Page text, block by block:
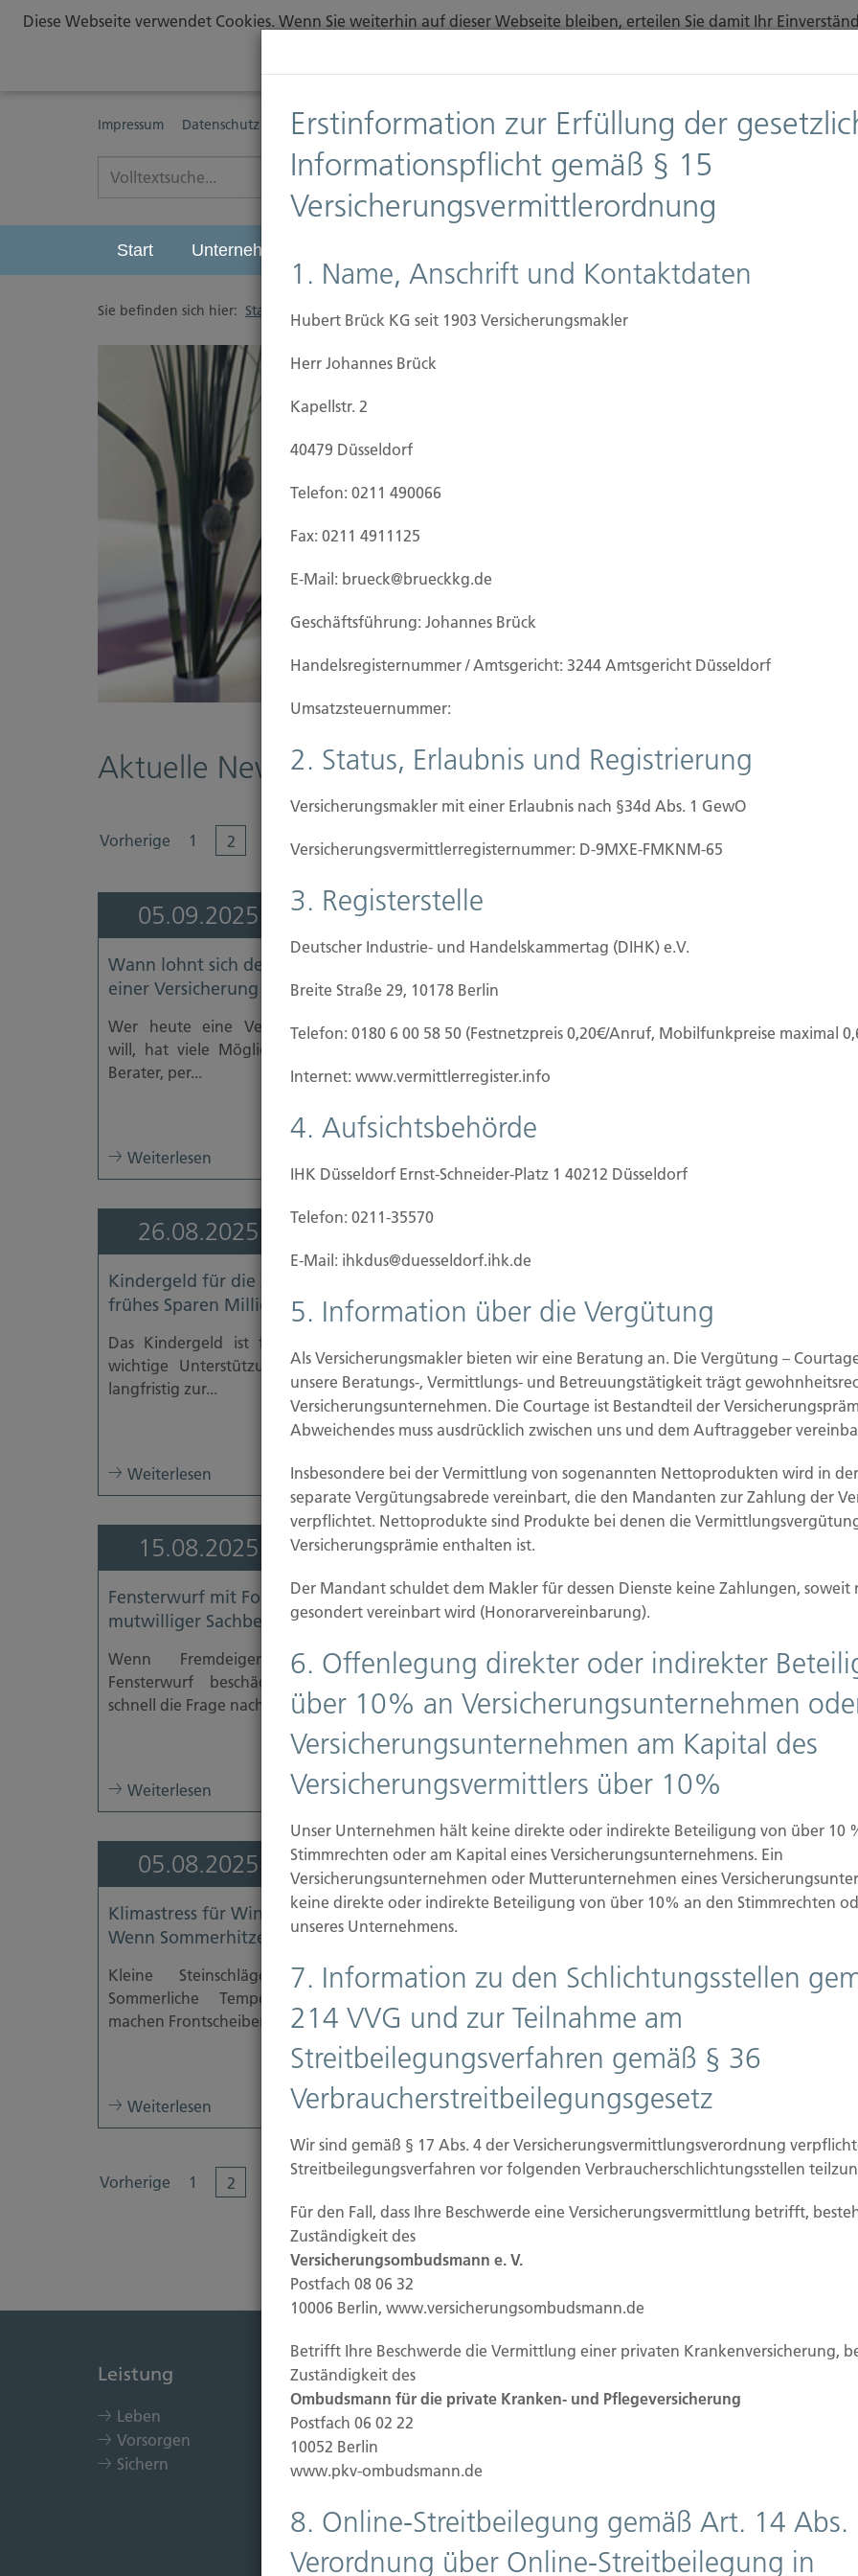
Diese Webseite verwendet Cookies. Wenn Sie weiterhin auf dieser Webseite bleiben, erteilen Sie damit Ihr
Diese Nachricht nicht erneut anzeigen
Impressum Datenschutz Erstinformationspflichten Downloads Anfahrt
Start Unternehmen
Sie befinden sich hier: Start
Seit 1903
und privat im
sichern Unternehmen
Aktuelle News
Vorherige 1 2 4 Nächste
05.09.2025
Wann lohnt sich der Online-Abschluss
einer Versicherung – und wann nicht?
Wer heute eine Versicherung abschließen
will, hat viele Möglichkeiten: vor Ort beim
Berater, per...
Weiterlesen
und wann sich eine Versicherung lohnt
2024 wurden zwar weniger Fahrräder
für Versicherte...
26.08.2025
Kindergeld für die Zukunft: So kann
frühes Sparen Millionen bringen
Das Kindergeld ist für viele Familien eine
wichtige Unterstützung im Alltag. Wer es
langfristig zur...
Weiterlesen
bergen hohe Risiken
Menschen großer Beliebtheit – doch die
Unfallzahlen...
Weiterlesen
15.08.2025
Fensterwurf mit Folgen: Wer zahlt bei
mutwilliger Sachbeschädigung?
Wenn Fremdeigentum durch einen
Fensterwurf beschädigt wird, stellt sich
schnell die Frage nach dem...
Weiterlesen
12.08.2025
KI in der Versicherung: Unterstützung
willkommen, Kontrolle bleibt wichtig
Viele Menschen wünschen sich Hilfe durch
von Anträgen...
Weiterlesen
05.08.2025
Klimastress für Windschutzscheiben:
Wenn Sommerhitze Glas sprengt
Kleine Steinschläge, große Wirkung:
Sommerliche Temperaturen und Hagel
machen Frontscheiben...
Weiterlesen
01.08.2025
Rente nur noch per Überweisung: Was
Bislang haben einige Rentner ihre Rente
noch in bar erhalten – per Scheck, den sie zur
Bank bringen...
Weiterlesen
Vorherige 1 2 .... 99
Leistung
Leben
Vorsorgen
Sichern
Immobilien Vers.
Kauf Grundstück
Baufertigstellung/Hauskauf
Schaden
Hubert Brück KG
| Inhaber:
Erstinformation zur Erfüllung der
Informationspflicht gemäß § 15
Versicherungsvermittlerordnung
1. Name, Anschrift und Kontaktdaten
Hubert Brück KG seit 1903 Versicherungsmakler
Herr Johannes Brück
Kapellstr. 2
40479 Düsseldorf
Telefon: 0211 490066
Fax: 0211 4911125
E-Mail: brueck@brueckkg.de
Geschäftsführung: Johannes Brück
Handels­registernummer / Amtsgericht: 3244 Amtsgericht Düsseldorf
Umsatzsteuer­nummer:
2. Status, Erlaubnis und Registrierung
Versicherungsmakler mit einer Erlaubnis nach §34d Abs. 1 GewO
Versicherungs­vermittler­registernummer: D-9MXE-FMKNM-65
3. Registerstelle
Deutscher Industrie- und Handelskammertag (DIHK) e.V.
Breite Straße 29, 10178 Berlin
Telefon: 0180 6 00 58 50 (Festnetzpreis 0,20€/Anruf, Mobilfunkpreise maximal
Internet: www.vermittlerregister.info
4. Aufsichtsbehörde
IHK Düsseldorf Ernst-Schneider-Platz 1 40212 Düsseldorf
Telefon: 0211-35570
E-Mail: ihkdus@duesseldorf.ihk.de
5. Information über die Vergütung
Als Versicherungsmakler bieten wir eine Beratung an. Die Vergütung –
unsere Beratungs-, Vermittlungs- und Betreuungstätigkeit trägt
Versicherungsunternehmen. Die Courtage ist Bestandteil der
Abweichendes muss ausdrücklich zwischen uns und dem Auftraggeber
Insbesondere bei der Vermittlung von sogenannten Nettoprodukten wird in
separate Vergütungsabrede vereinbart, die den Mandanten zur Zahlung der
verpflichtet. Nettoprodukte sind Produkte bei denen die
Versicherungsprämie enthalten ist.
Der Mandant schuldet dem Makler für dessen Dienste keine Zahlungen, soweit
gesondert vereinbart wird (Honorarvereinbarung).
6. Offenlegung direkter oder indirekter
über 10% an Versicherungsunternehmen
Versicherungsunternehmen am Kapital des
Versicherungsvermittlers über 10%
Unser Unternehmen hält keine direkte oder indirekte Beteiligung von über 10
Stimmrechten oder am Kapital eines Versicherungsunternehmens. Ein
Versicherungsunternehmen oder Mutterunternehmen eines
keine direkte oder indirekte Beteiligung von über 10% an den Stimmrechten
unseres Unternehmens.
7. Information zu den Schlichtungsstellen
214 VVG und zur Teilnahme am
Streitbeilegungsverfahren gemäß § 36
Verbraucherstreitbeilegungsgesetz
Wir sind gemäß § 17 Abs. 4 der Versicherungsvermittlungsverordnung
Streitbeilegungsverfahren vor folgenden Verbraucherschlichtungsstellen
Für den Fall, dass Ihre Beschwerde eine Versicherungsvermittlung betrifft,
Zuständigkeit des
Versicherungsombudsmann e. V.
Postfach 08 06 32
10006 Berlin, www.versicherungsombudsmann.de
Betrifft Ihre Beschwerde die Vermittlung einer privaten Krankenversicherung,
Zuständigkeit des
Ombudsmann für die private Kranken- und Pflegeversicherung
Postfach 06 02 22
10052 Berlin
www.pkv-ombudsmann.de
8. Online-Streitbeilegung gemäß Art. 14 Abs.
Verordnung über Online-Streitbeilegung in